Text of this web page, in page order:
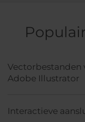
Vectorbestanden
Adobe Illustrator
Interactieve